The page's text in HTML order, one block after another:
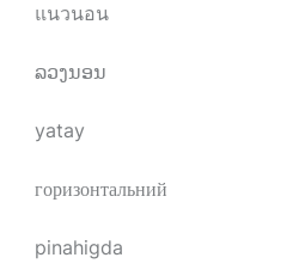
แนวนอน
ລວງນອນ
yatay
горизонтальний
pinahigda